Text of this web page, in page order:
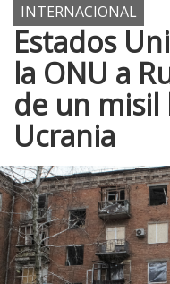
INTERNACIONAL
Estados
la ONU a
de un misil
Ucrania